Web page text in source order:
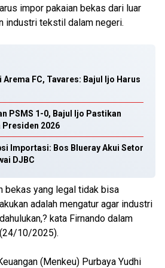
impor pakaian bekas dari luar
industri tekstil dalam negeri.
Arema FC, Tavares: Bajul Ijo Harus
PSMS 1-0, Bajul Ijo Pastikan
2026
Importasi: Bos Blueray Akui Setor
DJBC
bekas yang legal tidak bisa
adalah mengatur agar industri
kata Firnando dalam
10/2025).
(Menkeu) Purbaya Yudhi